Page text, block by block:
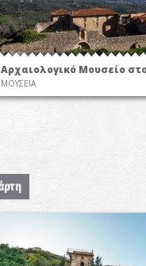
Αρχαιολογικό Μουσείο
ΜΟΥΣΕΙΑ